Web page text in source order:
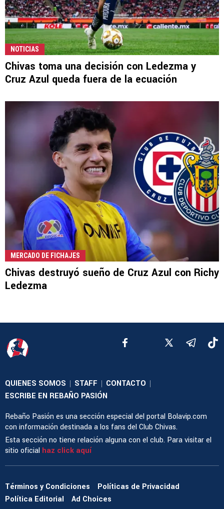
NOTICIAS
Chivas toma una decisión con Ledezma y
Cruz Azul queda fuera de la ecuación
MERCADO DE FICHAJES
Chivas destruyó sueño de Cruz Azul con Richy
Ledezma
QUIENES SOMOS | STAFF | CONTACTO |
ESCRIBE EN REBAÑO PASIÓN
Rebaño Pasión es una sección especial del portal Bolavip.com
con información destinada a los fans del Club Chivas.
Esta sección no tiene relación alguna con el club. Para visitar el
sitio oficial haz click aquí
Términos y Condiciones
Políticas de Privacidad
Política Editorial
Ad Choices